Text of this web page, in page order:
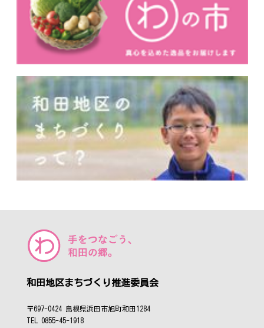
和田地区まちづくり推進委員会
〒697-0424 島根県浜田市旭町和田1284
TEL 0855-45-1918